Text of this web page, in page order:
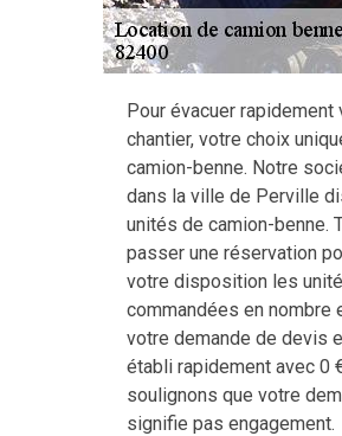
Pour évacuer
chantier, votre choix
camion-benne. Notre
dans la ville de Perville
unités de camion-benne.
passer une réservation
votre disposition les
commandées en nombre
votre demande de devis
établi rapidement avec 0
soulignons que votre
signifie pas engagement.